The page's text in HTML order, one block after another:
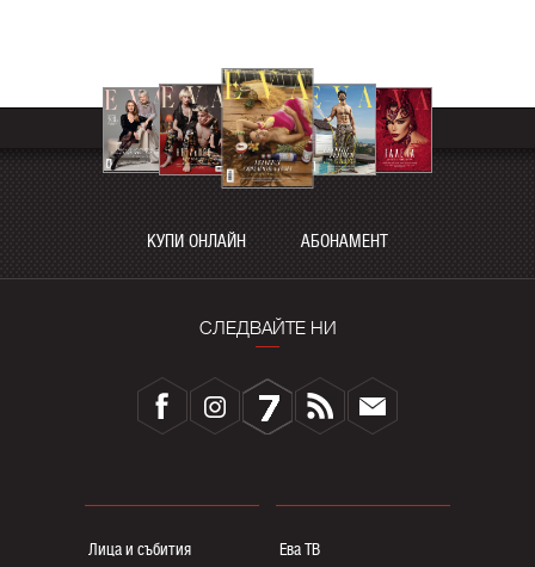
КУПИ ОНЛАЙН АБОНАМЕНТ
СЛЕДВАЙТЕ НИ
Лица и събития
Ева ТВ